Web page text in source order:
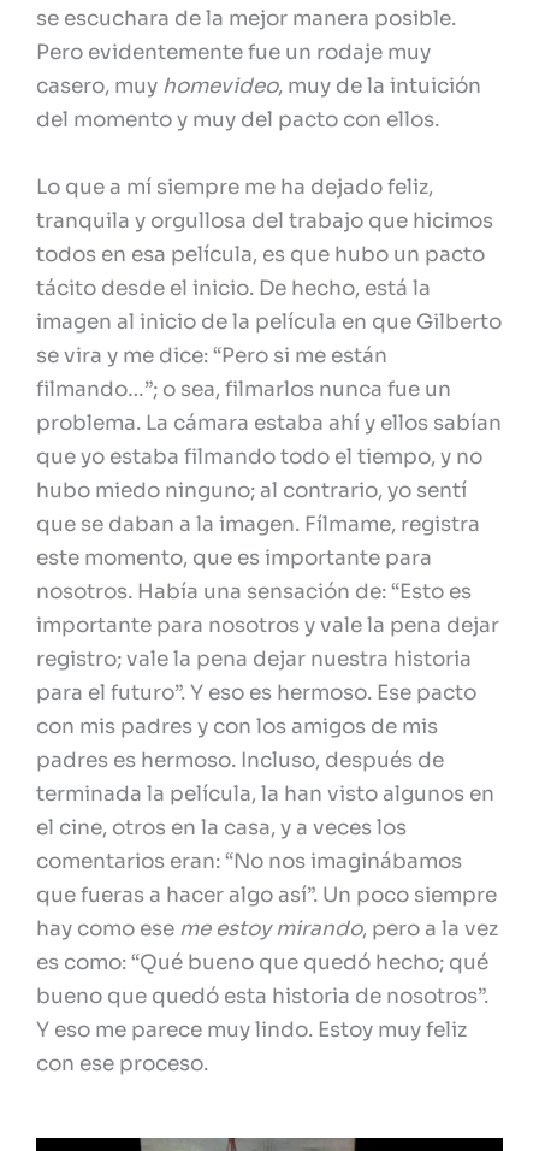
se escuchara de la mejor manera posible.
Pero evidentemente fue un rodaje muy
casero, muy homevideo, muy de la intuición
del momento y muy del pacto con ellos.
Lo que a mí siempre me ha dejado feliz,
tranquila y orgullosa del trabajo que hicimos
todos en esa película, es que hubo un pacto
tácito desde el inicio. De hecho, está la
imagen al inicio de la película en que Gilberto
se vira y me dice: “Pero si me están
filmando…”; o sea, filmarlos nunca fue un
problema. La cámara estaba ahí y ellos sabían
que yo estaba filmando todo el tiempo, y no
hubo miedo ninguno; al contrario, yo sentí
que se daban a la imagen. Fílmame, registra
este momento, que es importante para
nosotros. Había una sensación de: “Esto es
importante para nosotros y vale la pena dejar
registro; vale la pena dejar nuestra historia
para el futuro”. Y eso es hermoso. Ese pacto
con mis padres y con los amigos de mis
padres es hermoso. Incluso, después de
terminada la película, la han visto algunos en
el cine, otros en la casa, y a veces los
comentarios eran: “No nos imaginábamos
que fueras a hacer algo así”. Un poco siempre
hay como ese me estoy mirando, pero a la vez
es como: “Qué bueno que quedó hecho; qué
bueno que quedó esta historia de nosotros”.
Y eso me parece muy lindo. Estoy muy feliz
con ese proceso.